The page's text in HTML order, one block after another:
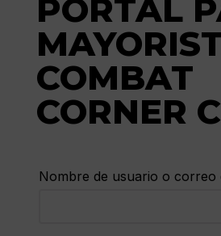
PORTAL
COMBAT
CORNER
Nombre de usuario o correo